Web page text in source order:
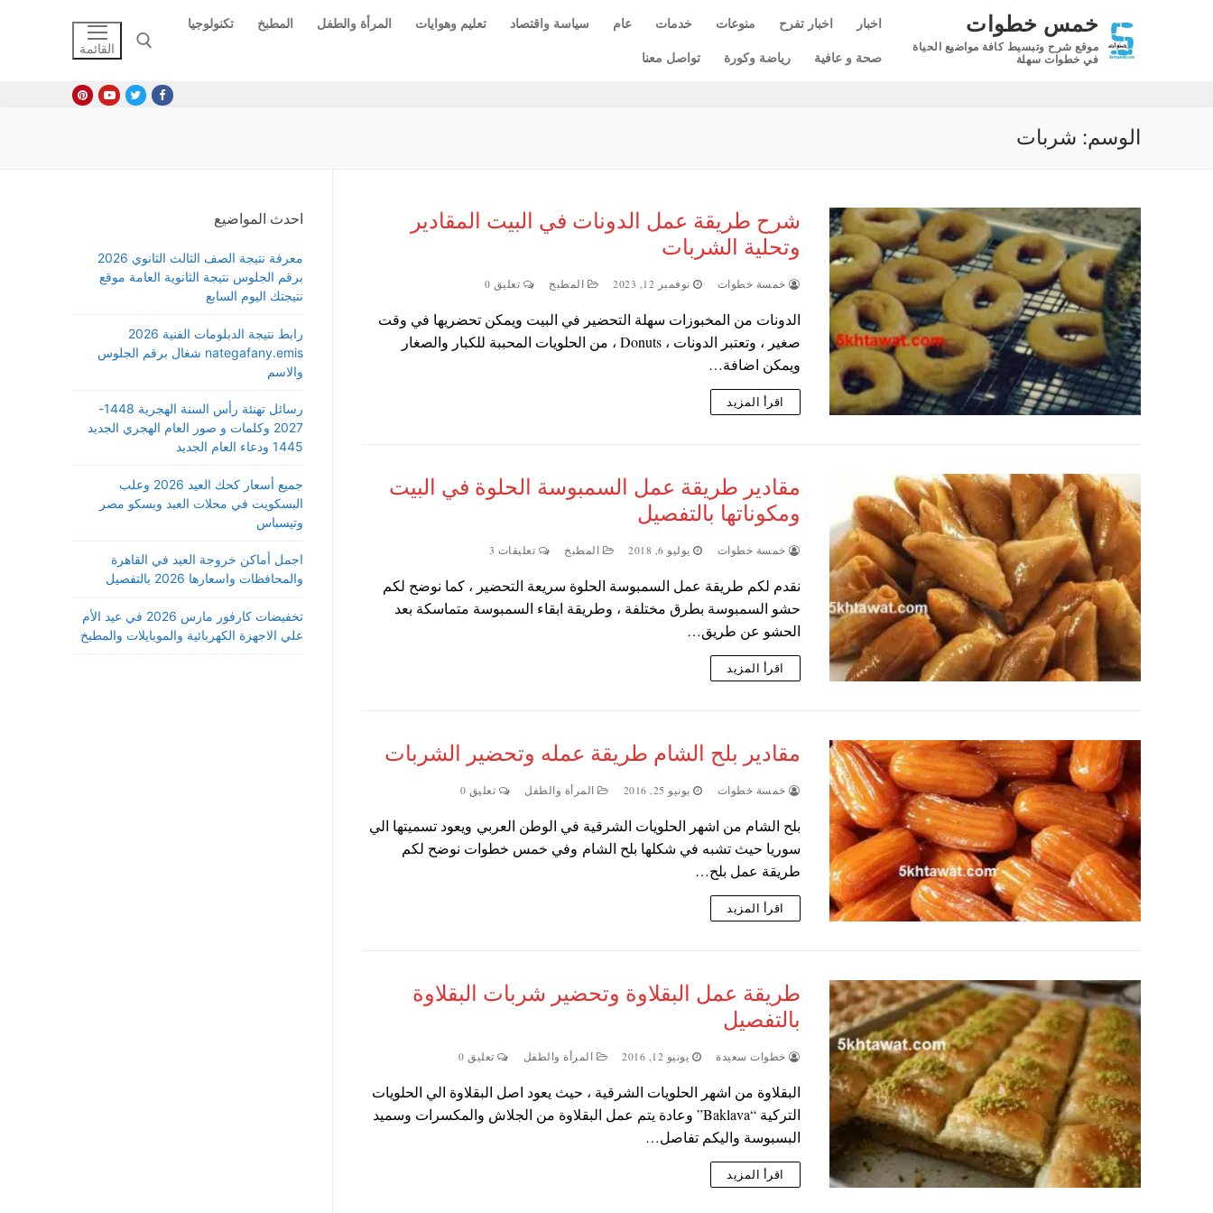
خمس خطوات
موقع شرح وتبسيط كافة مواضيع الحياة
في خطوات سهلة
اخبار اخبار تفرح منوعات خدمات عام سياسة واقتصاد تعليم وهوايات المرأة والطفل المطبخ
تكنولوجيا
صحة و عافية
رياضة وكورة تواصل معنا القائمة
الوسم: شربات
شرح طريقة عمل الدونات في البيت المقادير
وتحلية الشربات
خمسة خطوات نوفمبر 12, 2023 المطبخ تعليق 0
الدونات من المخبوزات سهلة التحضير في البيت ويمكن تحضريها في وقت
صغير ، وتعتبر الدونات ، Donuts ، من الحلويات المحببة للكبار والصغار
ويمكن اضافة…
اقرأ المزيد
مقادير طريقة عمل السمبوسة الحلوة في البيت
ومكوناتها بالتفصيل
خمسة خطوات يوليو 6, 2018 المطبخ تعليقات 3
نقدم لكم طريقة عمل السمبوسة الحلوة سريعة التحضير ، كما نوضح لكم
حشو السمبوسة بطرق مختلفة ، وطريقة ابقاء السمبوسة متماسكة بعد
الحشو عن طريق…
اقرأ المزيد
مقادير بلح الشام طريقة عمله وتحضير الشربات
خمسة خطوات يونيو 25, 2016 المرأة والطفل تعليق 0
بلح الشام من اشهر الحلويات الشرقية في الوطن العربي ويعود تسميتها الي
سوريا حيث تشبه في شكلها بلح الشام وفي خمس خطوات نوضح لكم
طريقة عمل بلح…
اقرأ المزيد
طريقة عمل البقلاوة وتحضير شربات البقلاوة
بالتفصيل
خطوات سعيدة يونيو 12, 2016 المرأة والطفل تعليق 0
البقلاوة من اشهر الحلويات الشرقية ، حيث يعود اصل البقلاوة الي الحلويات
التركية “Baklava” وعادة يتم عمل البقلاوة من الجلاش والمكسرات وسميد
البسبوسة واليكم تفاصل…
اقرأ المزيد
احدث المواضيع
معرفة نتيجة الصف الثالث الثانوي 2026
برقم الجلوس نتيجة الثانوية العامة موقع
نتيجتك اليوم السابع
رابط نتيجة الدبلومات الفنية 2026
nategafany.emis شغال برقم الجلوس
والاسم
رسائل تهنئة رأس السنة الهجرية 1448-
2027 وكلمات و صور العام الهجري الجديد
1445 ودعاء العام الجديد
جميع أسعار كحك العيد 2026 وعلب
البسكويت في محلات العبد وبسكو مصر
وتيسباس
اجمل أماكن خروجة العيد في القاهرة
والمحافظات واسعارها 2026 بالتفصيل
تخفيضات كارفور مارس 2026 في عيد الأم
علي الاجهزة الكهربائية والموبايلات والمطبخ